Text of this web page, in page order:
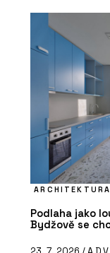
ARCHITEKTURA
Podlaha jako
Bydžově se